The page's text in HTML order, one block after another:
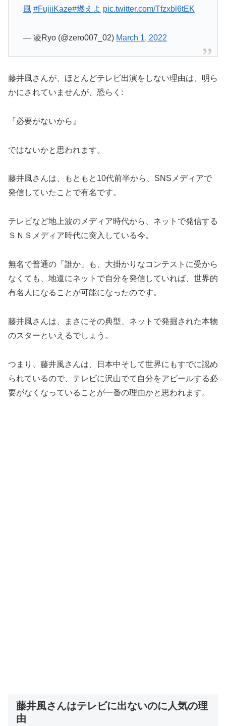
風 #FujiiKaze#燃えよ pic.twitter.com/Tfzxbl6tEK
— 凌Ryo (@zero007_02) March 1, 2022
藤井風さんが、ほとんどテレビ出演をしない理由は、明ら
かにされていませんが、恐らく:
『必要がないから』
ではないかと思われます。
藤井風さんは、もともと10代前半から、SNSメディアで
発信していたことで有名です。
テレビなど地上波のメディア時代から、ネットで発信する
ＳＮＳメディア時代に突入している今。
無名で普通の「誰か」も、大掛かりなコンテストに受から
なくても、地道にネットで自分を発信していれば、世界的
有名人になることが可能になったのです。
藤井風さんは、まさにその典型、ネットで発掘された本物
のスターといえるでしょう。
つまり、藤井風さんは、日本中そして世界にもすでに認め
られているので、テレビに沢山でて自分をアピールする必
要がなくなっていることが一番の理由かと思われます。
藤井風さんはテレビに出ないのに人気の理
由